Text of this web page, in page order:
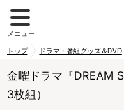
メニュー
トップ ドラマ・番組グッズ＆DVD
金曜ドラマ『DREAM
3枚組）